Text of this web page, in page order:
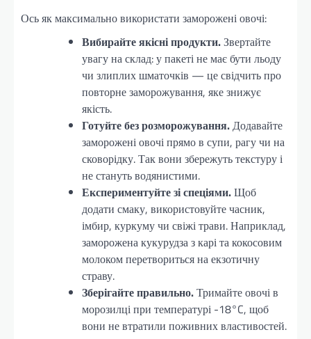
Ось як максимально використати заморожені овочі:
Вибирайте якісні продукти.Звертайте
увагу на склад: у пакеті не має бути льоду
чи злиплих шматочків — це свідчить про
повторне заморожування, яке знижує
якість.
Готуйте без розморожування.Додавайте
заморожені овочі прямо в супи, рагу чи на
сковорідку. Так вони збережуть текстуру і
не стануть водянистими.
Експериментуйте зі спеціями.Щоб
додати смаку, використовуйте часник,
імбир, куркуму чи свіжі трави. Наприклад,
заморожена кукурудза з карі та кокосовим
молоком перетвориться на екзотичну
страву.
Зберігайте правильно.Тримайте овочі в
морозилці при температурі -18°C, щоб
вони не втратили поживних властивостей.